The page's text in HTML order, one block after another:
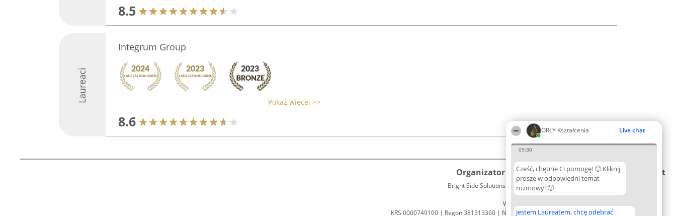
ORŁY Kształcenia Live chat
09:30
Cześć, chętnie Ci pomogę! 🙂 Kliknij
proszę w odpowiedni temat
rozmowy! 🙂
Jestem Laureatem, chcę odebrać
8.5
Laureaci
Integrum Group
Pokaż więcej >>
8.6
Organizator plebiscytu
Bright Side Solutions sp. z o. o. sp. k.
ul. Ruska 22
Wrocław 50-079
KRS 0000749100 | Regon 381313360 | NIP 8943132676
Plebiscyt
Lista
Laureatów
Kontakt